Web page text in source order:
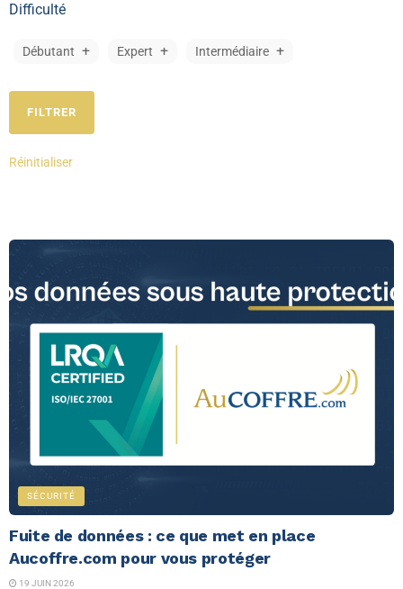
Difficulté
Débutant Expert Intermédiaire
Réinitialiser
SÉCURITÉ
Fuite de données : ce que met en place
Aucoffre.com pour vous protéger
19 JUIN 2026